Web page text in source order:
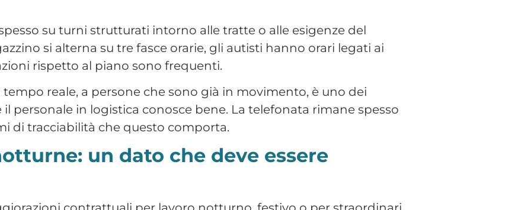
contrattuali per lavoro notturno, festivo o per straordinari
Un dato di presenza impreciso non è solo un problema
direttamente sul costo del lavoro e sulla corretta elaborazione
lavorate, distinto per tipologia di orario, è una necessità operativa
Le aziende che lo gestiscono in modo approssimativo
a errori che si ripercuotono sui cedolini, e in caso di controllo
del personale operativo
che devono essere tenuti aggiornati: patenti, CQC, visite